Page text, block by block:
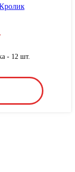
- 12 шт.